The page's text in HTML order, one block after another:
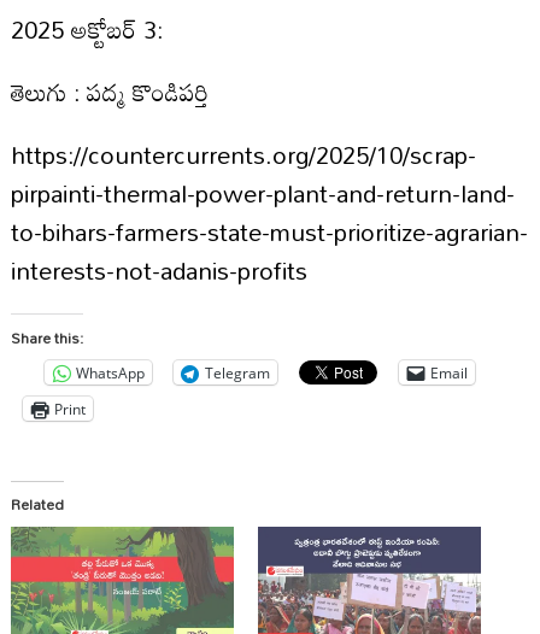
2025 అక్టోబర్ 3:
తెలుగు : పద్మ కొండిపర్తి
https://countercurrents.org/2025/10/scrap-
pirpainti-thermal-power-plant-and-return-land-
to-bihars-farmers-state-must-prioritize-agrarian-
interests-not-adanis-profits
Share this:
WhatsApp Telegram
Email
Print
Related